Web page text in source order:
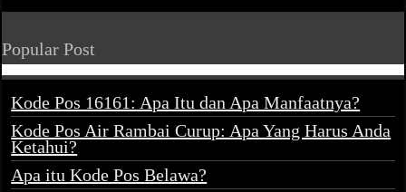
Popular Post
Kode Pos 16161: Apa Itu dan Apa Manfaatnya?
Kode Pos Air Rambai Curup: Apa Yang Harus Anda
Ketahui?
Apa itu Kode Pos Belawa?